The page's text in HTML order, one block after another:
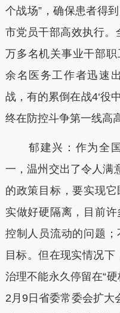
个战场”，确保患者得
市党员干部高效执行。
万多名机关事业干部
余名医务工作者迅速
战，有的累倒在战4‘役
终在防控斗争第一线高
郁建兴：作为全国
一，温州交出了令人满
的政策目标，要实现
实做好硬隔离，目前
控制人员流动的问题
目标。但在现实情况下
治理不能永久停留在“
2月9日省委常委会扩大